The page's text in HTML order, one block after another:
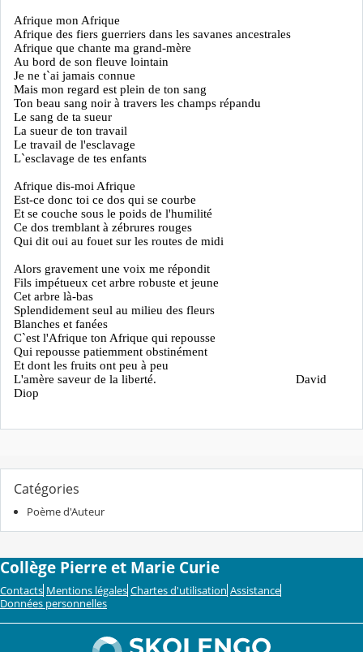
Afrique mon Afrique
Afrique des fiers guerriers dans les savanes ancestrales
Afrique que chante ma grand-mère
Au bord de son fleuve lointain
Je ne t`ai jamais connue
Mais mon regard est plein de ton sang
Ton beau sang noir à travers les champs répandu
Le sang de ta sueur
La sueur de ton travail
Le travail de l'esclavage
L`esclavage de tes enfants
Afrique dis-moi Afrique
Est-ce donc toi ce dos qui se courbe
Et se couche sous le poids de l'humilité
Ce dos tremblant à zébrures rouges
Qui dit oui au fouet sur les routes de midi
Alors gravement une voix me répondit
Fils impétueux cet arbre robuste et jeune
Cet arbre là-bas
Splendidement seul au milieu des fleurs
Blanches et fanées
C`est l'Afrique ton Afrique qui repousse
Qui repousse patiemment obstinément
Et dont les fruits ont peu à peu
L'amère saveur de la liberté.
David
Diop
Catégories
Poème d'Auteur
Collège Pierre et Marie Curie
Contacts Mentions légales Chartes d'utilisation Assistance
Données personnelles